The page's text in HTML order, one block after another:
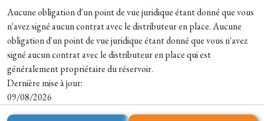
Aucune obligation d'un point de vue juridique étant donné que vous
n'avez signé aucun contrat avec le distributeur en place. Aucune
obligation d'un point de vue juridique étant donné que vous n'avez
signé aucun contrat avec le distributeur en place qui est
généralement propriétaire du réservoir.
Dernière mise à jour:
09/08/2026